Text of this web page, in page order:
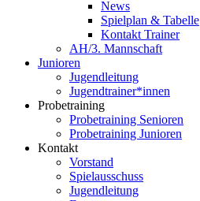
News
Spielplan & Tabelle
Kontakt Trainer
AH/3. Mannschaft
Junioren
Jugendleitung
Jugendtrainer*innen
Probetraining
Probetraining Senioren
Probetraining Junioren
Kontakt
Vorstand
Spielausschuss
Jugendleitung